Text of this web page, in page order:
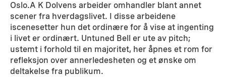
Oslo.A K Dolvens arbeider omhandler blant annet
scener fra hverdagslivet. I disse arbeidene
iscenesetter hun det ordinære for å vise at ingenting
i livet er ordinært. Untuned Bell er ute av pitch;
ustemt i forhold til en majoritet, her åpnes et rom for
refleksjon over annerledesheten og et ønske om
deltakelse fra publikum.